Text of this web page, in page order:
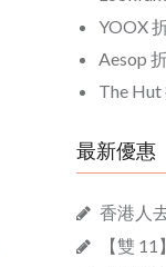
YOOX
Aesop
The Hut
最新優惠
香港人
【雙